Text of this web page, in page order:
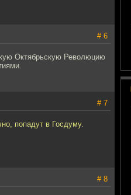
# 6
Октябрьскую Революцию
# 7
попадут в Госдуму.
# 8